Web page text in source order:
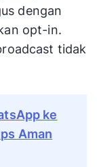
dengan
opt-in.
tidak
ke
Aman